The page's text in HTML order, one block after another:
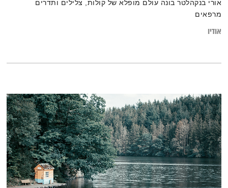
אורי בנקהלטר בונה עולם מופלא של קולות, צלילים ותדרים
מרפאים
אודיו